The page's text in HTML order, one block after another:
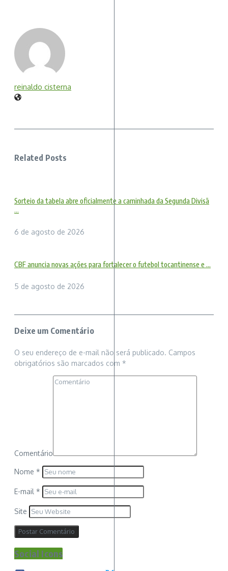
reinaldo cisterna
Related Posts
Sorteio da tabela abre oficialmente a caminhada da Segunda Divisã
...
6 de agosto de 2026
CBF anuncia novas ações para fortalecer o futebol tocantinense e ...
5 de agosto de 2026
Deixe um Comentário
O seu endereço de e-mail não será publicado. Campos
obrigatórios são marcados com *
Comentário
Nome *
E-mail *
Site
Social Icons